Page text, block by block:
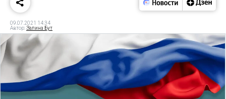
09.07.2021 14:34
Автор:Залина Бут